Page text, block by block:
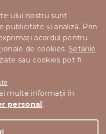
ului nostru sunt
publicitate și analiză. Prin
acordul pentru
de cookies. Setările
sau cookies pot fi
multe informații în
personal.